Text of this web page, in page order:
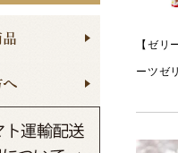
【ゼリ
ーツゼ